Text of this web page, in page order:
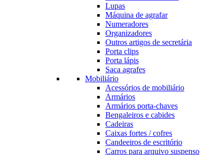
Lupas
Máquina de agrafar
Numeradores
Organizadores
Outros artigos de secretária
Porta clips
Porta lápis
Saca agrafes
Mobiliário
Acessórios de mobiliário
Armários
Armários porta-chaves
Bengaleiros e cabides
Cadeiras
Caixas fortes / cofres
Candeeiros de escritório
Carros para arquivo suspenso